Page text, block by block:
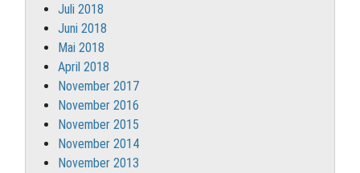
Juli 2018
Juni 2018
Mai 2018
April 2018
November 2017
November 2016
November 2015
November 2014
November 2013